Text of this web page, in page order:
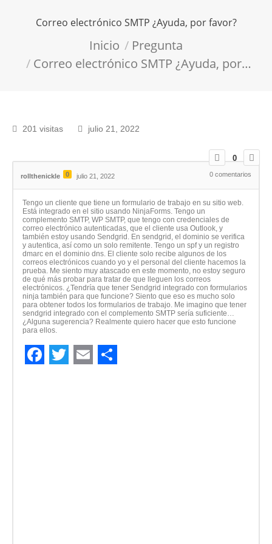
Correo electrónico SMTP ¿Ayuda, por favor?
Inicio
Pregunta
Correo electrónico SMTP ¿Ayuda, por…
201 visitas julio 21, 2022
0
rollthenickle 0 julio 21, 2022 0 comentarios
Tengo un cliente que tiene un formulario de trabajo en su sitio web.
Está integrado en el sitio usando NinjaForms. Tengo un
complemento SMTP, WP SMTP, que tengo con credenciales de
correo electrónico autenticadas, que el cliente usa Outlook, y
también estoy usando Sendgrid. En sendgrid, el dominio se verifica
y autentica, así como un solo remitente. Tengo un spf y un registro
dmarc en el dominio dns. El cliente solo recibe algunos de los
correos electrónicos cuando yo y el personal del cliente hacemos la
prueba. Me siento muy atascado en este momento, no estoy seguro
de qué más probar para tratar de que lleguen los correos
electrónicos. ¿Tendría que tener Sendgrid integrado con formularios
ninja también para que funcione? Siento que eso es mucho solo
para obtener todos los formularios de trabajo. Me imagino que tener
sendgrid integrado con el complemento SMTP sería suficiente…
¿Alguna sugerencia? Realmente quiero hacer que esto funcione
para ellos.